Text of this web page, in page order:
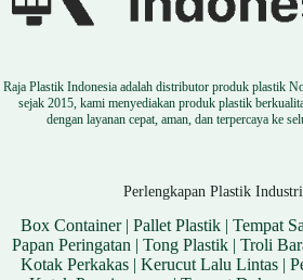
Raja Plastik Indonesia adalah distributor produk plastik
sejak 2015, kami menyediakan produk plastik
dengan layanan cepat, aman, dan terpercaya ke
Perlengkapan Plastik Industri
Box Container| Pallet Plastik| Tempat
Papan Peringatan |Tong Plastik |Troli
Kotak Perkakas| Kerucut Lalu Lintas|